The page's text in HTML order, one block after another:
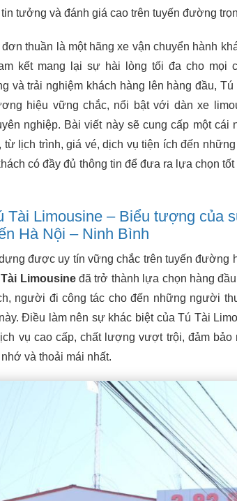
tưởng và đánh giá cao trên tuyến đường
thuần là một hãng xe vận chuyển hành
kết mang lại sự hài lòng tối đa cho mọi
và trải nghiệm khách hàng lên hàng đầu, Tú
hiệu vững chắc, nổi bật với dàn xe
nghiệp. Bài viết này sẽ cung cấp một cái
từ lịch trình, giá vé, dịch vụ tiện ích đến
có đầy đủ thông tin để đưa ra lựa chọn tốt
Tài Limousine – Biểu tượng của
Hà Nội – Ninh Bình
được uy tín vững chắc trên tuyến đường
Limousineđã trở thành lựa chọn hàng
người đi công tác cho đến những người
Điều làm nên sự khác biệt của Tú Tài
vụ cao cấp, chất lượng vượt trội, đảm bảo
và thoải mái nhất.